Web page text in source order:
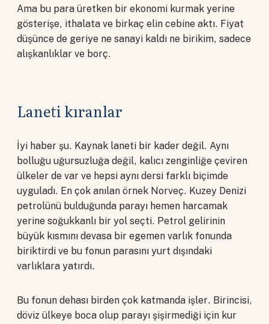
Ama bu para üretken bir ekonomi kurmak yerine
gösterişe, ithalata ve birkaç elin cebine aktı. Fiyat
düşünce de geriye ne sanayi kaldı ne birikim, sadece
alışkanlıklar ve borç.
Laneti kıranlar
İyi haber şu. Kaynak laneti bir kader değil. Aynı
bolluğu uğursuzluğa değil, kalıcı zenginliğe çeviren
ülkeler de var ve hepsi aynı dersi farklı biçimde
uyguladı. En çok anılan örnek Norveç. Kuzey Denizi
petrolünü bulduğunda parayı hemen harcamak
yerine soğukkanlı bir yol seçti. Petrol gelirinin
büyük kısmını devasa bir egemen varlık fonunda
biriktirdi ve bu fonun parasını yurt dışındaki
varlıklara yatırdı.
Bu fonun dehası birden çok katmanda işler. Birincisi,
döviz ülkeye boca olup parayı şişirmediği için kur